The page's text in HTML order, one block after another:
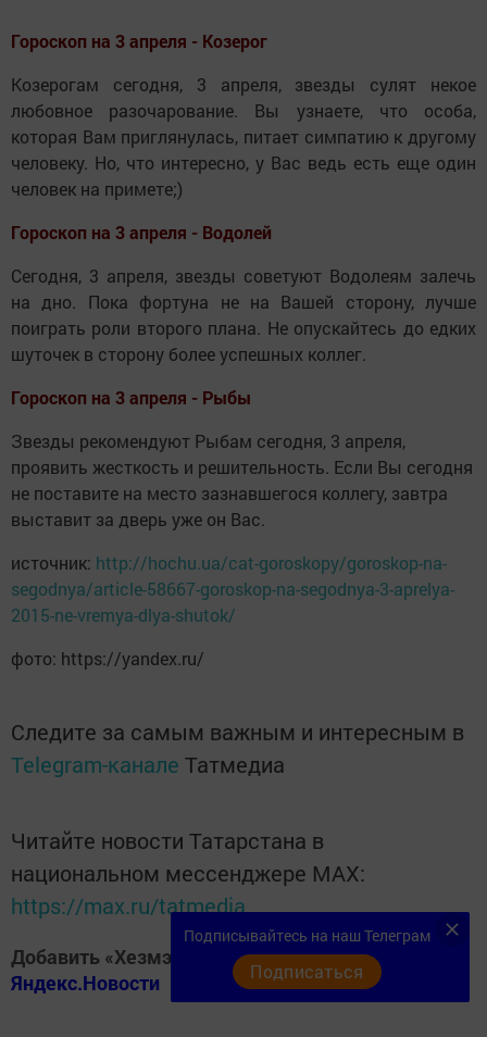
Гороскоп на 3 апреля - Козерог
Козерогам сегодня, 3 апреля, звезды сулят некое
любовное разочарование. Вы узнаете, что особа,
которая Вам приглянулась, питает симпатию к другому
человеку. Но, что интересно, у Вас ведь есть еще один
человек на примете;)
Гороскоп на 3 апреля - Водолей
Сегодня, 3 апреля, звезды советуют Водолеям залечь
на дно. Пока фортуна не на Вашей сторону, лучше
поиграть роли второго плана. Не опускайтесь до едких
шуточек в сторону более успешных коллег.
Гороскоп на 3 апреля - Рыбы
Звезды рекомендуют Рыбам сегодня, 3 апреля,
проявить жесткость и решительность. Если Вы сегодня
не поставите на место зазнавшегося коллегу, завтра
выставит за дверь уже он Вас.
источник: http://hochu.ua/cat-goroskopy/goroskop-na-
segodnya/article-58667-goroskop-na-segodnya-3-aprelya-
2015-ne-vremya-dlya-shutok/
фото: https://yandex.ru/
Следите за самым важным и интересным в
Telegram-канале Татмедиа
Читайте новости Татарстана в
национальном мессенджере MАХ:
https://max.ru/tatmedia
Добавить «Хезмэт даны» («Трудовая слава») в
Яндекс.Новости
Подписывайтесь на наш Телеграм
Подписаться